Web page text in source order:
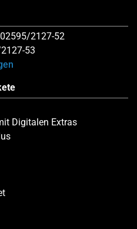
2127-52
53
Digitalen Extras